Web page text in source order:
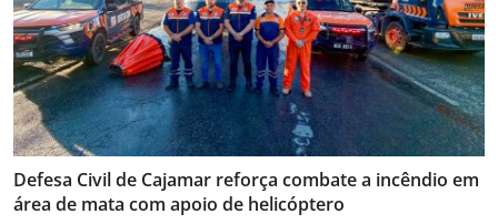
Defesa Civil de Cajamar reforça combate a incêndio em
área de mata com apoio de helicóptero